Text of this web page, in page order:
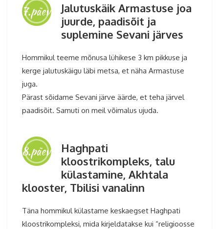
7.päev
Jalutuskäik Armastuse joa
juurde, paadisõit ja
suplemine Sevani järves
Hommikul teeme mõnusa lühikese 3 km pikkuse ja
kerge jalutuskäigu läbi metsa, et näha Armastuse
juga.
Pärast sõidame Sevani järve äärde, et teha järvel
paadisõit. Samuti on meil võimalus ujuda.
8.päev
Haghpati
kloostrikompleks, talu
külastamine, Akhtala
klooster, Tbilisi vanalinn
Täna hommikul külastame keskaegset Haghpati
kloostrikompleksi, mida kirjeldatakse kui “religioosse